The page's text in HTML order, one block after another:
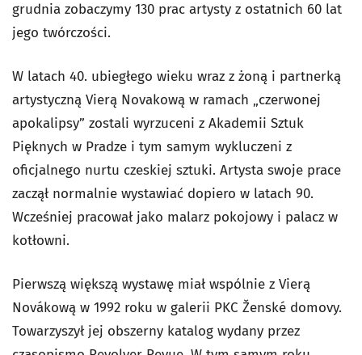
grudnia zobaczymy 130 prac artysty z ostatnich 60 lat
jego twórczości.
W latach 40. ubiegłego wieku wraz z żoną i partnerką
artystyczną Vierą Novakową w ramach „czerwonej
apokalipsy” zostali wyrzuceni z Akademii Sztuk
Pięknych w Pradze i tym samym wykluczeni z
oficjalnego nurtu czeskiej sztuki. Artysta swoje prace
zaczął normalnie wystawiać dopiero w latach 90.
Wcześniej pracował jako malarz pokojowy i palacz w
kotłowni.
Pierwszą większą wystawę miał wspólnie z Vierą
Novákową w 1992 roku w galerii PKC Ženské domovy.
Towarzyszył jej obszerny katalog wydany przez